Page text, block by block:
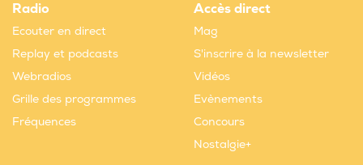
Radio
Ecouter en direct
Replay et podcasts
Webradios
Grille des programmes
Fréquences
Accès direct
Mag
S'inscrire à la newsletter
Vidéos
Evènements
Concours
Nostalgie+